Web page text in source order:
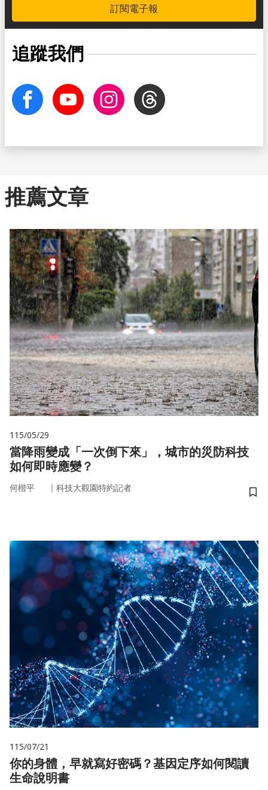
訂閱電子報
追蹤我們
facebook Youtube InstagramThreads
推薦文章
115/05/29
當降雨變成「一次倒下來」，城市的災防科技
如何即時應變？
何楷平 ｜ 科技大觀園特約記者
儲
115/07/21
你的身體，早就寫好密碼？基因定序如何閱讀
生命說明書